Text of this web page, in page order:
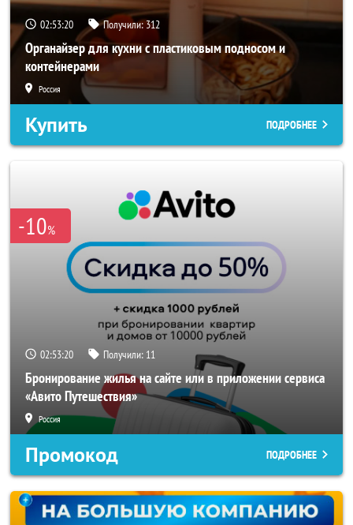
02:53:18 Получили:312
Органайзер для кухни с пластиковым подносом и
контейнерами
Россия
Купить ПОДРОБНЕЕ
-10%
02:53:18 Получили: 11
Бронирование жилья на сайте или в приложении сервиса
«Авито Путешествия»
Россия
Промокод ПОДРОБНЕЕ